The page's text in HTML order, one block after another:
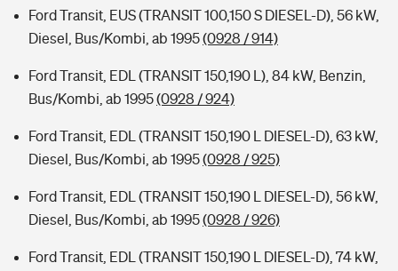
Ford Transit, EUS (TRANSIT 100,150 S DIESEL-D), 56 kW,
Diesel, Bus/Kombi, ab 1995(0928 / 914)
Ford Transit, EDL (TRANSIT 150,190 L), 84 kW, Benzin,
Bus/Kombi, ab 1995(0928 / 924)
Ford Transit, EDL (TRANSIT 150,190 L DIESEL-D), 63 kW,
Diesel, Bus/Kombi, ab 1995(0928 / 925)
Ford Transit, EDL (TRANSIT 150,190 L DIESEL-D), 56 kW,
Diesel, Bus/Kombi, ab 1995(0928 / 926)
Ford Transit, EDL (TRANSIT 150,190 L DIESEL-D), 74 kW,